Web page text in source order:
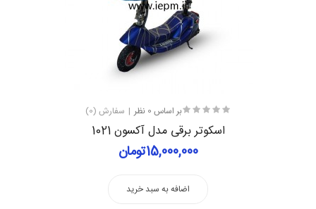
بر اساس 0 نظر سفارش (0)
اسکوتر برقی مدل آکسون 1021
15,000,000تومان
اضافه به سبد خرید